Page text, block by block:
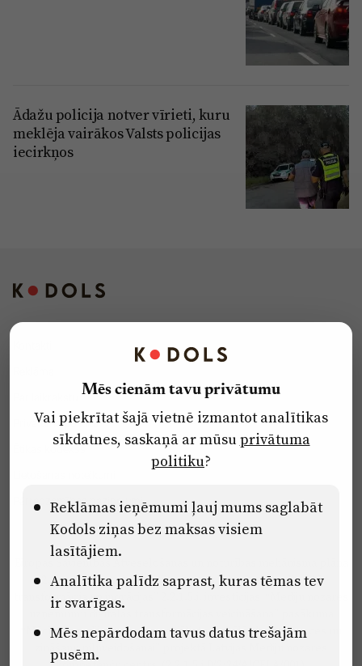
Ādažu policija notver vīrieti, kuru
meklēja vairākos Valsts policijas
iecirkņos
Privātuma politika
Ētikas kodekss
Pārredzamības paziņojumi
Eiropas Savienības Atveseļošanas un noturības mehānisma plāna
2.2. reformu un investīciju virziena “Uzņēmumu digitālā
transformācija un inovācijas” 2.2.1.5.i. investīcijas “Mediju nozares
uzņēmumu digitālās transformācijas veicināšana” pasākuma
“Mācības mediju nozares speciālistu digitālās kompetences un
zināšanu pilnveidošanai” projektā Latvijas Mediju nozares
Mēs cienām tavu privātumu
Vai piekrītat šajā vietnē izmantot analītikas
sīkdatnes, saskaņā ar mūsuprivātuma
politiku?
Reklāmas ieņēmumi ļauj mums saglabāt
Kodols ziņas bez maksas visiem
lasītājiem.
Analītika palīdz saprast, kuras tēmas tev
ir svarīgas.
Mēs nepārdodam tavus datus trešajām
pusēm.